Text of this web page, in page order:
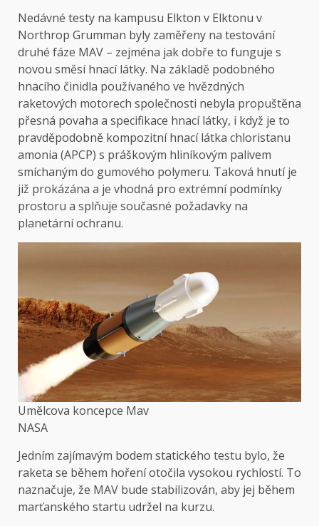
Nedávné testy na kampusu Elkton v Elktonu v
Northrop Grumman byly zaměřeny na testování
druhé fáze MAV – zejména jak dobře to funguje s
novou směsí hnací látky. Na základě podobného
hnacího činidla používaného ve hvězdných
raketových motorech společnosti nebyla propuštěna
přesná povaha a specifikace hnací látky, i když je to
pravděpodobně kompozitní hnací látka chloristanu
amonia (APCP) s práškovým hliníkovým palivem
smíchaným do gumového polymeru. Taková hnutí je
již prokázána a je vhodná pro extrémní podmínky
prostoru a splňuje současné požadavky na
planetární ochranu.
Umělcova koncepce Mav
NASA
Jedním zajímavým bodem statického testu bylo, že
raketa se během hoření otočila vysokou rychlostí. To
naznačuje, že MAV bude stabilizován, aby jej během
marťanského startu udržel na kurzu.